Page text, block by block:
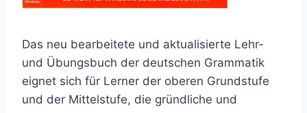
Das neu bearbeitete und aktualisierte Lehr-
und Übungsbuch der deutschen Grammatik
eignet sich für Lerner der oberen Grundstufe
und der Mittelstufe, die gründliche und